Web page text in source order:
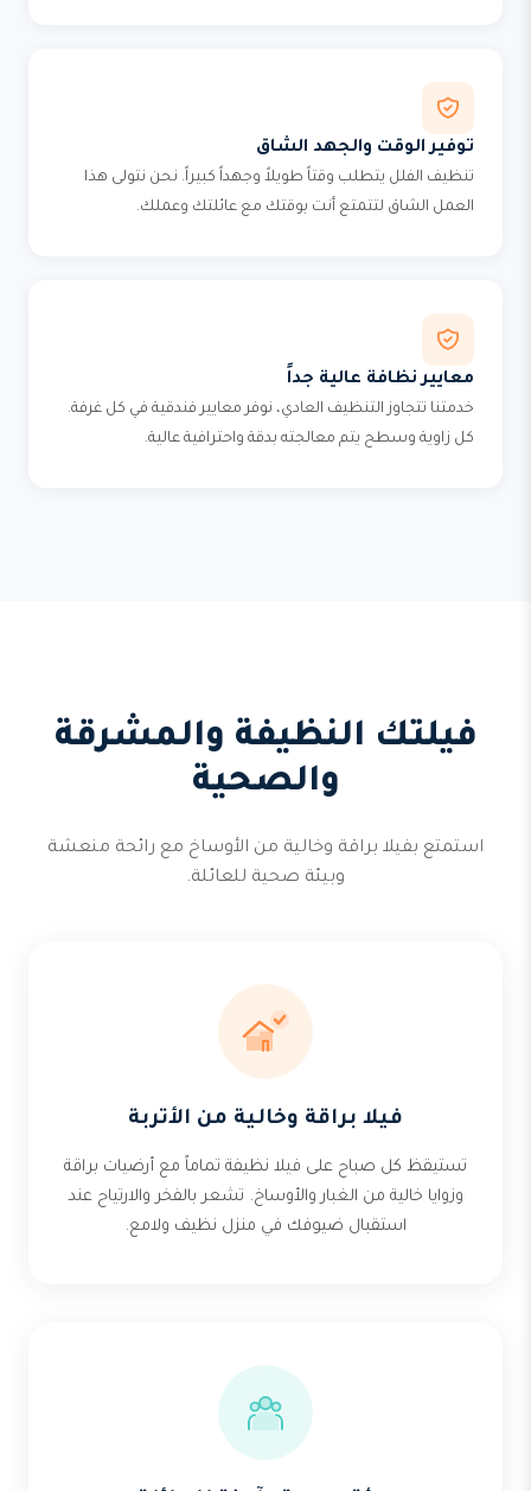
توفير الوقت والجهد الشاق
تنظيف الفلل يتطلب وقتاً طويلاً وجهداً كبيراً. نحن نتولى هذا
العمل الشاق لتتمتع أنت بوقتك مع عائلتك وعملك.
معايير نظافة عالية جداً
خدمتنا تتجاوز التنظيف العادي، نوفر معايير فندقية في كل غرفة.
كل زاوية وسطح يتم معالجته بدقة واحترافية عالية.
فيلتك النظيفة والمشرقة
والصحية
استمتع بفيلا براقة وخالية من الأوساخ مع رائحة منعشة
وبيئة صحية للعائلة.
فيلا براقة وخالية من الأتربة
تستيقظ كل صباح على فيلا نظيفة تماماً مع أرضيات براقة
وزوايا خالية من الغبار والأوساخ. تشعر بالفخر والارتياح عند
استقبال ضيوفك في منزل نظيف ولامع.